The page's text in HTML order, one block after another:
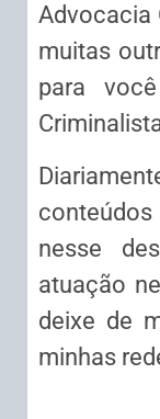
Advocacia
muitas
para
nesse
atuação
deixe de
minhas